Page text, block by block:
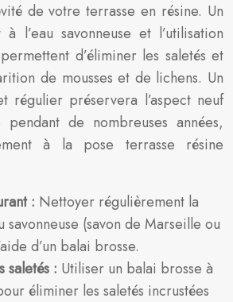
de votre terrasse en résine. Un
l’eau savonneuse et l’utilisation
d’éliminer les saletés et
de mousses et de lichens. Un
régulier préservera l’aspect neuf
de nombreuses années,
à la pose terrasse résine
: Nettoyer régulièrement la
savonneuse (savon de Marseille ou
d’un balai brosse.
saletés : Utiliser un balai brosse à
éliminer les saletés incrustées